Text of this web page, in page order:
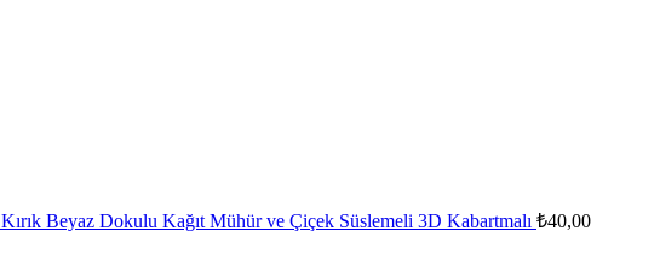
Kırık Beyaz Dokulu Kağıt Mühür ve Çiçek Süslemeli 3D Kabartmalı ₺40,00